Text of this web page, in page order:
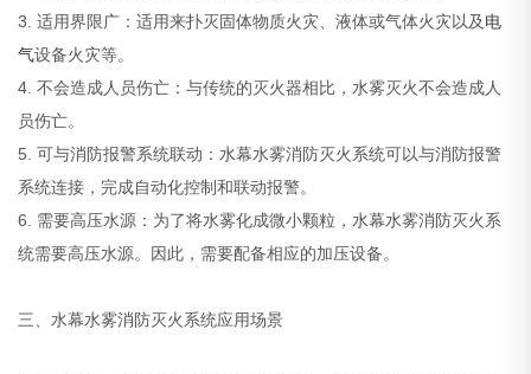
3. 适用界限广：适用来扑灭固体物质火灾、液体或气体火灾以及电
气设备火灾等。
4. 不会造成人员伤亡：与传统的灭火器相比，水雾灭火不会造成人
员伤亡。
5. 可与消防报警系统联动：水幕水雾消防灭火系统可以与消防报警
系统连接，完成自动化控制和联动报警。
6. 需要高压水源：为了将水雾化成微小颗粒，水幕水雾消防灭火系
统需要高压水源。因此，需要配备相应的加压设备。
三、水幕水雾消防灭火系统应用场景